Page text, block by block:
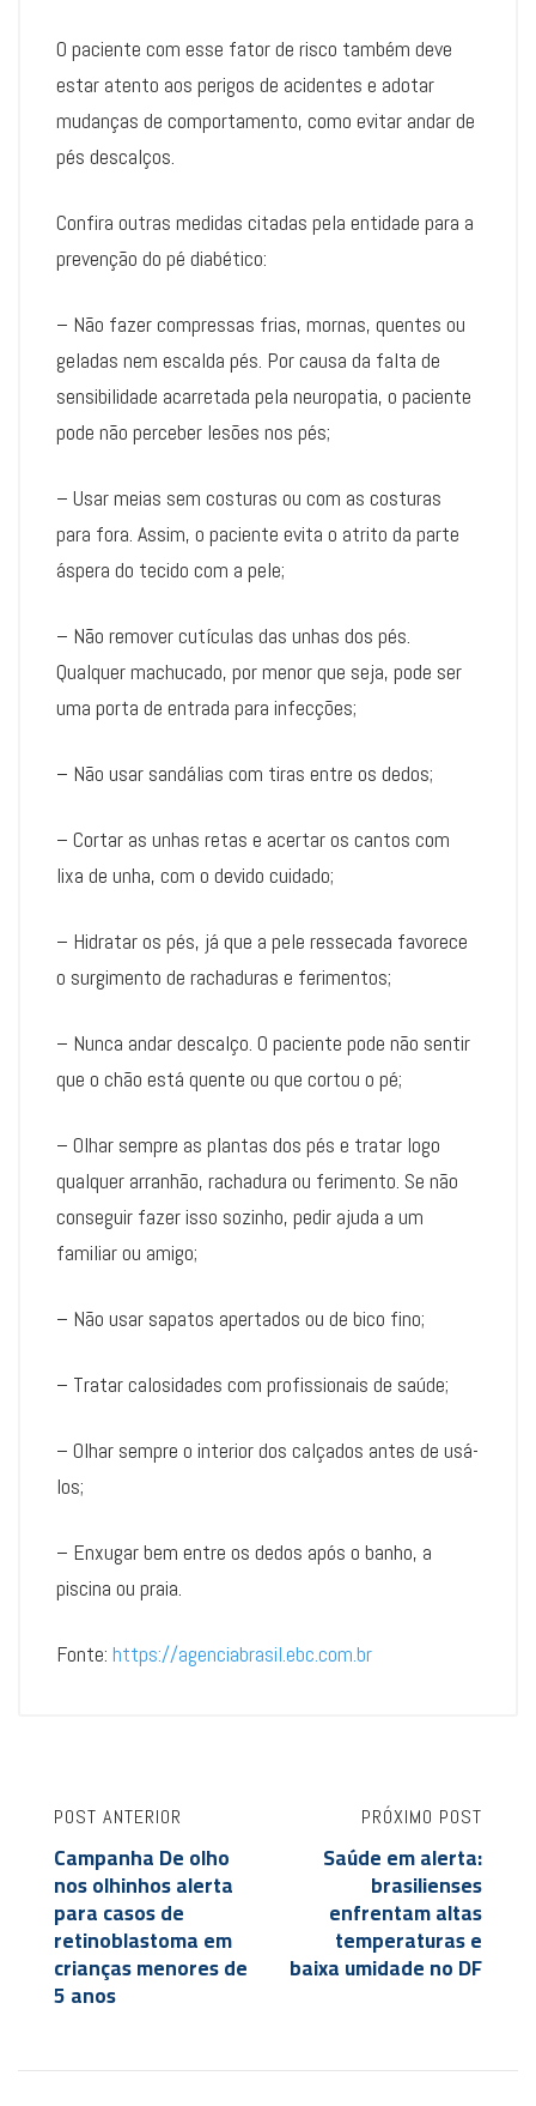
O paciente com esse fator de risco também deve
estar atento aos perigos de acidentes e adotar
mudanças de comportamento, como evitar andar de
pés descalços.
Confira outras medidas citadas pela entidade para a
prevenção do pé diabético:
– Não fazer compressas frias, mornas, quentes ou
geladas nem escalda pés. Por causa da falta de
sensibilidade acarretada pela neuropatia, o paciente
pode não perceber lesões nos pés;
– Usar meias sem costuras ou com as costuras
para fora. Assim, o paciente evita o atrito da parte
áspera do tecido com a pele;
– Não remover cutículas das unhas dos pés.
Qualquer machucado, por menor que seja, pode ser
uma porta de entrada para infecções;
– Não usar sandálias com tiras entre os dedos;
– Cortar as unhas retas e acertar os cantos com
lixa de unha, com o devido cuidado;
– Hidratar os pés, já que a pele ressecada favorece
o surgimento de rachaduras e ferimentos;
– Nunca andar descalço. O paciente pode não sentir
que o chão está quente ou que cortou o pé;
– Olhar sempre as plantas dos pés e tratar logo
qualquer arranhão, rachadura ou ferimento. Se não
conseguir fazer isso sozinho, pedir ajuda a um
familiar ou amigo;
– Não usar sapatos apertados ou de bico fino;
– Tratar calosidades com profissionais de saúde;
– Olhar sempre o interior dos calçados antes de usá-
los;
– Enxugar bem entre os dedos após o banho, a
piscina ou praia.
Fonte: https://agenciabrasil.ebc.com.br
POST ANTERIOR
Campanha De olho
nos olhinhos alerta
para casos de
retinoblastoma em
crianças menores de
5 anos
PRÓXIMO POST
Saúde em alerta:
brasilienses
enfrentam altas
temperaturas e
baixa umidade no DF